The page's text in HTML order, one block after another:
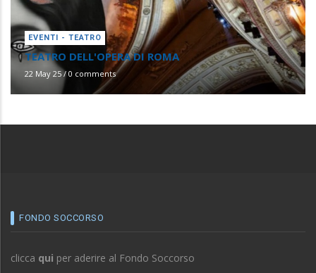
EVENTI - TEATRO
TEATRO DELL'OPERA DI ROMA
22 May 25 / 0 comments
FONDO SOCCORSO
clicca qui per aderire al Fondo Soccorso